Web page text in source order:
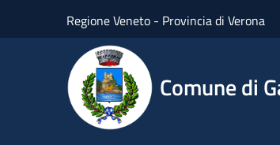
Regione Veneto - Provincia di Verona
Comune di